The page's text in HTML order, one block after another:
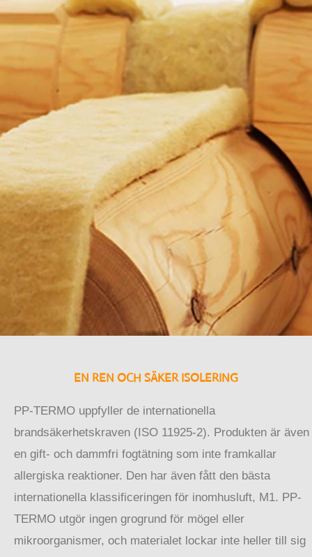
EN REN OCH SÄKER ISOLERING
PP-TERMO uppfyller de internationella
brandsäkerhetskraven (ISO 11925-2). Produkten är även
en gift- och dammfri fogtätning som inte framkallar
allergiska reaktioner. Den har även fått den bästa
internationella klassificeringen för inomhusluft, M1. PP-
TERMO utgör ingen grogrund för mögel eller
mikroorganismer, och materialet lockar inte heller till sig